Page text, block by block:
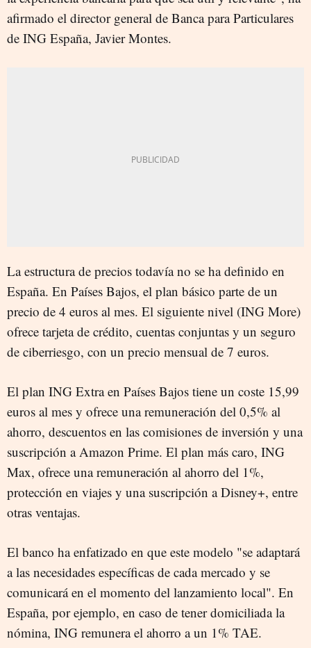
afirmado el director general de Banca para Particulares
de ING España, Javier Montes.
La estructura de precios todavía no se ha definido en
España. En Países Bajos, el plan básico parte de un
precio de 4 euros al mes. El siguiente nivel (ING More)
ofrece tarjeta de crédito, cuentas conjuntas y un seguro
de ciberriesgo, con un precio mensual de 7 euros.
El plan ING Extra en Países Bajos tiene un coste 15,99
euros al mes y ofrece una remuneración del 0,5% al
ahorro, descuentos en las comisiones de inversión y una
suscripción a Amazon Prime. El plan más caro, ING
Max, ofrece una remuneración al ahorro del 1%,
protección en viajes y una suscripción a Disney+, entre
otras ventajas.
El banco ha enfatizado en que este modelo "se adaptará
a las necesidades específicas de cada mercado y se
comunicará en el momento del lanzamiento local". En
España, por ejemplo, en caso de tener domiciliada la
nómina, ING remunera el ahorro a un 1% TAE.